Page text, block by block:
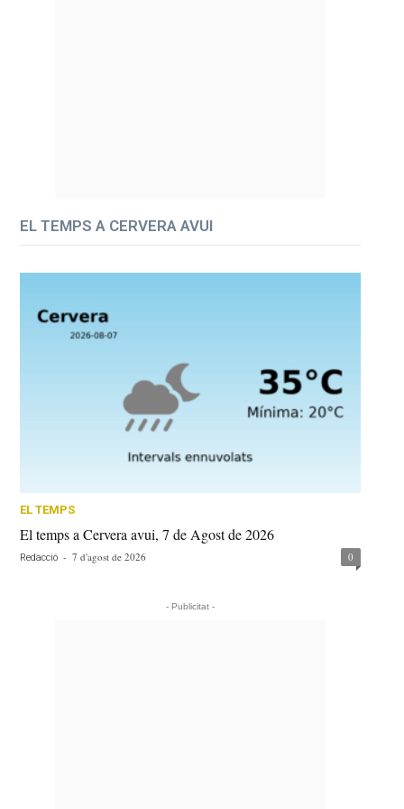
EL TEMPS A CERVERA AVUI
EL TEMPS
El temps a Cervera avui, 7 de Agost de 2026
Redacció - 7 d'agost de 2026 0
- Publicitat -